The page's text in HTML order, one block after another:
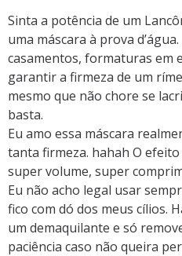
Sinta a potência de um
uma máscara à prova
casamentos, formaturas em
garantir a firmeza de um
mesmo que não chore se
basta.
Eu amo essa máscara
tanta firmeza. hahah O
super volume, super
Eu não acho legal usar
fico com dó dos meus cílios.
um demaquilante e só
paciência caso não queira